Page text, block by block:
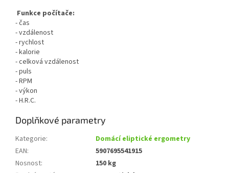
Funkce počítače:
- čas
- vzdálenost
- rychlost
- kalorie
- celková vzdálenost
- puls
- RPM
- výkon
- H.R.C.
Doplňkové parametry
Kategorie:
Domácí eliptické ergometry
EAN:
5907695541915
Nosnost:
150 kg